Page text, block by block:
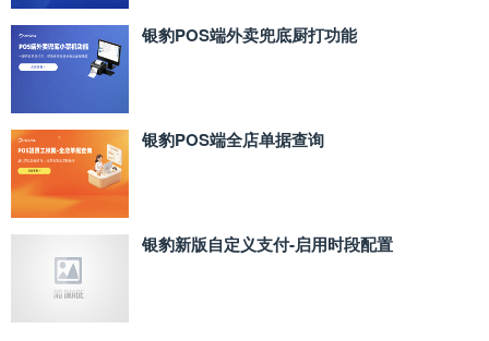
银豹POS端外卖兜底厨打功能
银豹POS端全店单据查询
银豹新版自定义支付‑启用时段配置